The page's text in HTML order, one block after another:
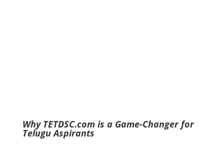
Why TETDSC.com is a Game-Changer for
Telugu Aspirants